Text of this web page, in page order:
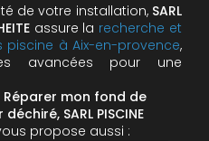
de votre installation, SARL
assure la recherche et
à Aix-en-provence,
avancées pour une
Réparer mon fond de
SARL PISCINE
propose aussi :